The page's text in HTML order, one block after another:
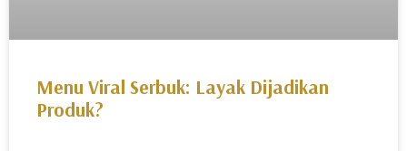
Menu Viral Serbuk: Layak Dijadikan
Produk?